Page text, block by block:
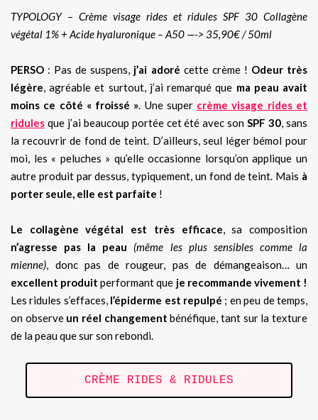
TYPOLOGY – Crème visage rides et ridules SPF 30 Collagène
végétal 1% + Acide hyaluronique – A50 —-> 35,90€ / 50ml
PERSO : Pas de suspens, j’ai adoré cette crème ! Odeur très
légère , agréable et surtout, j’ai remarqué que ma peau avait
moins ce côté « froissé » . Une super crème visage rides et
ridules que j’ai beaucoup portée cet été avec son SPF 30 , sans
la recouvrir de fond de teint. D’ailleurs, seul léger bémol pour
moi, les « peluches » qu’elle occasionne lorsqu’on applique un
autre produit par dessus, typiquement, un fond de teint. Mais à
porter seule, elle est parfaite !
Le collagène végétal est très efficace , sa composition
n’agresse pas la peau
(même les plus sensibles comme la
mienne) , donc pas de rougeur, pas de démangeaison… un
excellent produit performant que je recommande vivement !
Les ridules s’effaces, l’épiderme est repulpé ; en peu de temps,
on observe un réel changement bénéfique, tant sur la texture
de la peau que sur son rebondi.
CRÈME RIDES & RIDULES